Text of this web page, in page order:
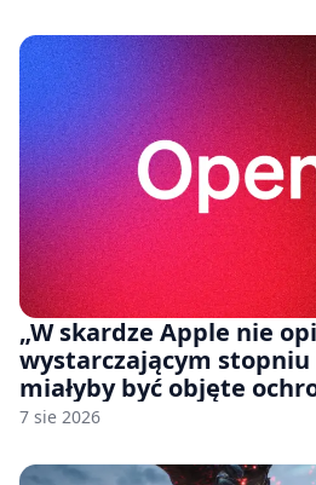
„W skardze Apple nie
wystarczającym
miałyby być objęte
handlowej”. OpenAI
7 sie 2026